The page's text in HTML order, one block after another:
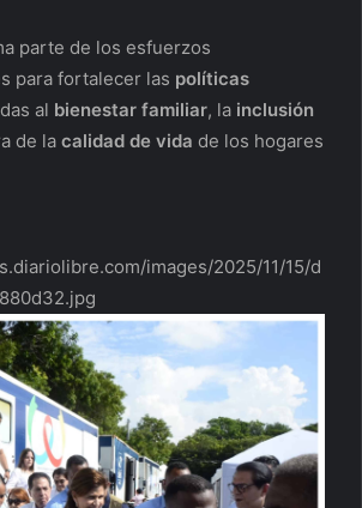
parte de los esfuerzos
para fortalecer las políticas
al bienestar familiar, la inclusión
de la calidad de vida de los hogares
images/2025/11/15/d